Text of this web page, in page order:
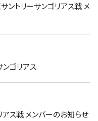
ントリーサンゴリアス戦 メ
ゴリアス
アス戦 メンバーのお知らせ